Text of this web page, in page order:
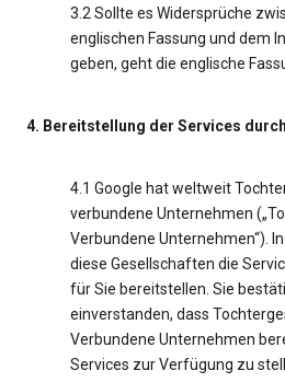
3.2 Sollte es Widersprüche
englischen Fassung und dem
geben, geht die englische
4. Bereitstellung der Services
4.1 Google hat weltweit
verbundene Unternehmen
Verbundene Unternehmen“).
diese Gesellschaften die
für Sie bereitstellen. Sie
einverstanden, dass
Verbundene Unternehmen
Services zur Verfügung zu